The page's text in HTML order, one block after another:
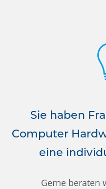
Sie haben
Computer
eine
Gerne beraten